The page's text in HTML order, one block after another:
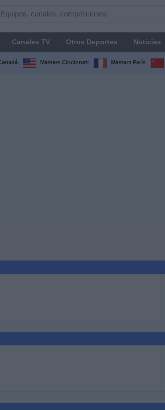
Canales TV Otros Deportes Noticias
Masters Cincinnati Masters París